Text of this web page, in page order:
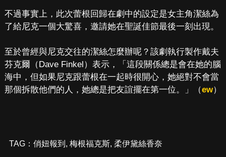
不過事實上，此次蕾根回歸在劇中的設定是女主角潔絲為
了給尼克一個大驚喜，邀請她在聖誕佳節最後一刻出現。
至於曾經與尼克交往的潔絲怎麼辦呢？該劇執行製作戴夫
芬克爾（Dave Finkel）表示，「這段關係總是會在她的腦
海中，但如果尼克跟蕾根在一起時很開心，她絕對不會當
那個拆散他們的人，她總是把友誼擺在第一位。」（ew）
TAG： 俏妞報到 , 梅根福克斯, 柔伊黛絲香奈